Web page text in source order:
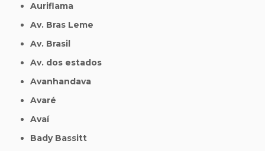
Auriflama
Av. Bras Leme
Av. Brasil
Av. dos estados
Avanhandava
Avaré
Avaí
Bady Bassitt